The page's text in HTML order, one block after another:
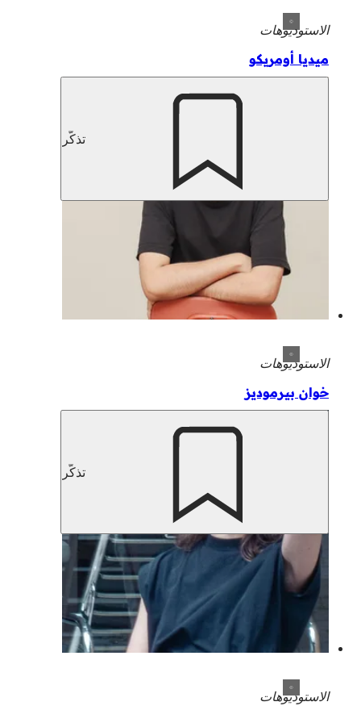
الاستوديوهات
ميديا أومريكو
تذكّر
الاستوديوهات
خوان بيرموديز
تذكّر
الاستوديوهات